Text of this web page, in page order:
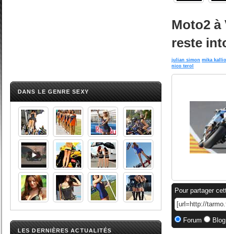
DANS LE GENRE SEXY
LES DERNIÈRES ACTUALITÉS
Moto2 à
reste
julian simon mika kallio
nico terol
Pour partager
Forum